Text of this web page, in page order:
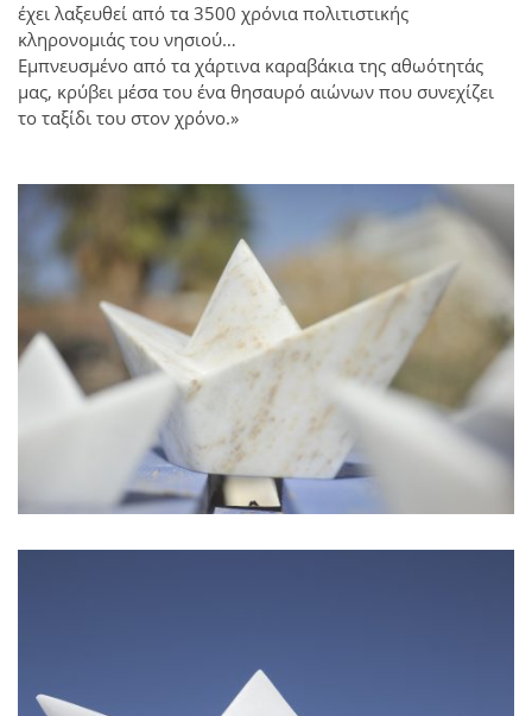
έχει λαξευθεί από τα 3500 χρόνια πολιτιστικής
κληρονομιάς του νησιού…
Εμπνευσμένο από τα χάρτινα καραβάκια της αθωότητάς
μας, κρύβει μέσα του ένα θησαυρό αιώνων που συνεχίζει
το ταξίδι του στον χρόνο.»